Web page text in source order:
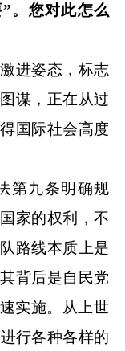
。您对此怎么
进姿态，标志
谋，正在从过
国际社会高度
第九条明确规
家的权利，不
路线本质上是
背后是自民党
实施。从上世
行各种各样的